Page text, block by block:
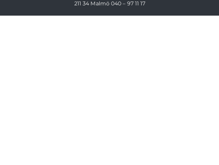
211 34 Malmö 040 – 97 11 17